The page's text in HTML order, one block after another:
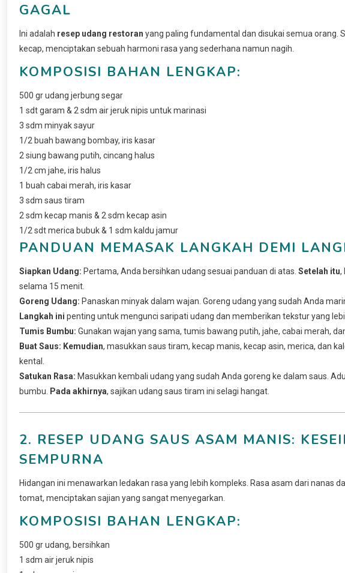
GAGAL
Ini adalah resep udang restoran yang paling fundamental dan disukai semua orang.
kecap, menciptakan sebuah harmoni rasa yang sederhana namun nagih.
KOMPOSISI BAHAN LENGKAP:
500 gr udang jerbung segar
1 sdt garam & 2 sdm air jeruk nipis untuk marinasi
3 sdm minyak sayur
1/2 buah bawang bombay, iris kasar
2 siung bawang putih, cincang halus
1/2 cm jahe, iris halus
1 buah cabai merah, iris kasar
3 sdm saus tiram
2 sdm kecap manis & 2 sdm kecap asin
1/2 sdt merica bubuk & 1 sdm kaldu jamur
PANDUAN MEMASAK LANGKAH DEMI
Siapkan Udang: Pertama, Anda bersihkan udang sesuai panduan di atas. Setelah itu,
selama 15 menit.
Goreng Udang: Panaskan minyak dalam wajan. Goreng udang yang sudah Anda
Langkah ini penting untuk mengunci saripati udang dan memberikan tekstur yang
Tumis Bumbu: Gunakan wajan yang sama, tumis bawang putih, jahe, cabai merah,
Buat Saus: Kemudian, masukkan saus tiram, kecap manis, kecap asin, merica, dan
kental.
Satukan Rasa: Masukkan kembali udang yang sudah Anda goreng ke dalam saus.
bumbu.
Pada akhirnya, sajikan udang saus tiram ini selagi hangat.
2. RESEP UDANG SAUS ASAM MANIS:
SEMPURNA
Hidangan ini menawarkan ledakan rasa yang lebih kompleks. Rasa asam dari nanas
tomat, menciptakan sajian yang sangat menyegarkan.
KOMPOSISI BAHAN LENGKAP:
500 gr udang, bersihkan
1 sdm air jeruk nipis